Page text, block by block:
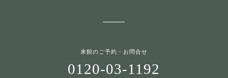
来館のご予約・お問合せ
0120-03-1192